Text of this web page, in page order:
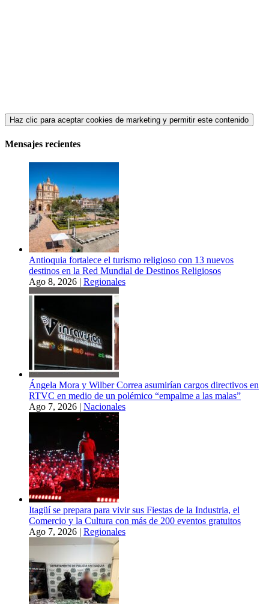
Haz clic para aceptar cookies de marketing y permitir este contenido
Mensajes recientes
Antioquia fortalece el turismo religioso con 13 nuevos
destinos en la Red Mundial de Destinos Religiosos
Ago 8, 2026 | Regionales
Ángela Mora y Wilber Correa asumirían cargos directivos en
RTVC en medio de un polémico “empalme a las malas”
Ago 7, 2026 | Nacionales
Itagüí se prepara para vivir sus Fiestas de la Industria, el
Comercio y la Cultura con más de 200 eventos gratuitos
Ago 7, 2026 | Regionales